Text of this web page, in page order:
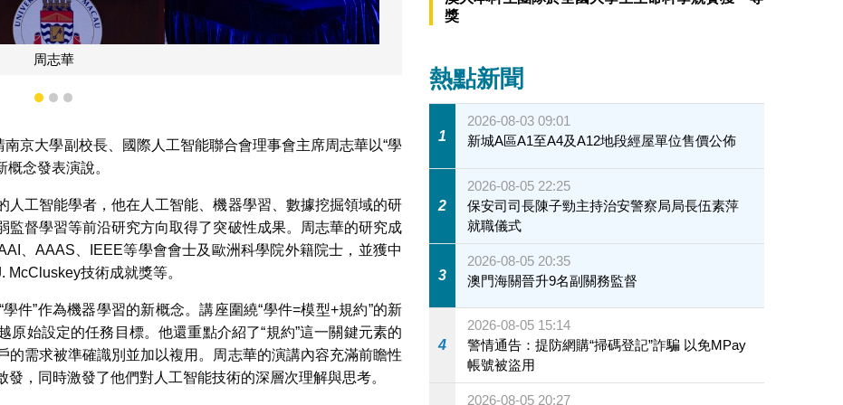
宋永華
1 2 3
京大學副校長、國際人工智能聯合會理事會主席周志華以“學
概念發表演說。
人工智能學者，他在人工智能、機器學習、數據挖掘領域的研
監督學習等前沿研究方向取得了突破性成果。周志華的研究成
、AAAS、IEEE等學會會士及歐洲科學院外籍院士，並獲中
技術成就獎等。
件”作為機器學習的新概念。講座圍繞“學件=模型+規約”的新
始設定的任務目標。他還重點介紹了“規約”這一關鍵元素的
需求被準確識別並加以複用。周志華的演講內容充滿前瞻性
，同時激發了他們對人工智能技術的深層次理解與思考。
獎
熱點新聞
1
2026-08-03 09:01
新城A區A1至A4及A12地段經屋單位售價公佈
2
2026-08-05 22:25
保安司司長陳子勁主持治安警察局局長伍素萍
就職儀式
3
2026-08-05 20:35
澳門海關晉升9名副關務監督
4
2026-08-05 15:14
警情通告：提防網購“掃碼登記”詐騙 以免MPay
帳號被盜用
2026-08-05 20:27